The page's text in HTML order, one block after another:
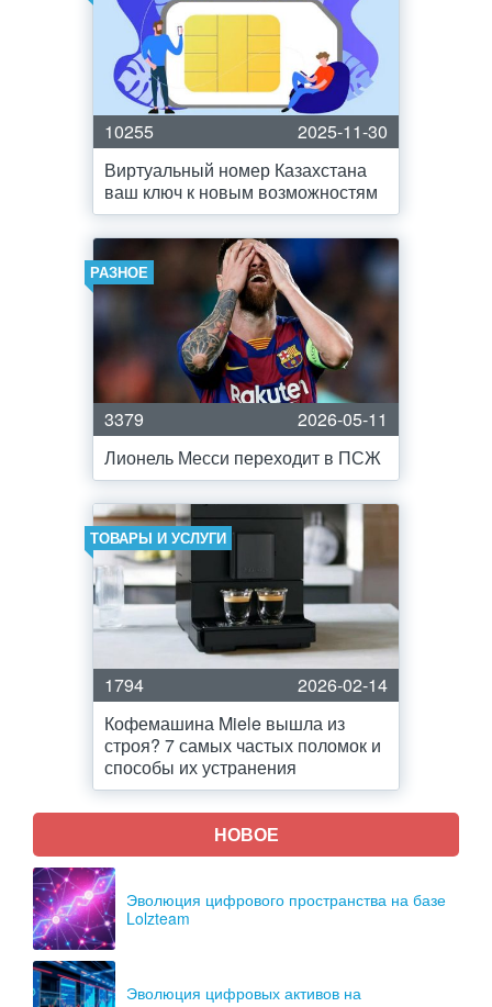
10255
2025-11-30
Виртуальный номер Казахстана
ваш ключ к новым возможностям
РАЗНОЕ
3379
2026-05-11
Лионель Месси переходит в ПСЖ
ТОВАРЫ И УСЛУГИ
1794
2026-02-14
Кофемашина Miele вышла из
строя? 7 самых частых поломок и
способы их устранения
НОВОЕ
Эволюция цифрового пространства на базе
Lolzteam
Эволюция цифровых активов на